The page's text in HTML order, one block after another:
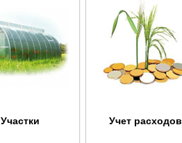
Участки Учет расходов